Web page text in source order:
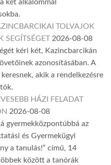
két alkalommal
TOLVAJOK
SEGÍTSÉGET 2026-08-08
kéri két, Kazincbarcikán
azonosításában. A
akik a rendelkezésre
HÁZI FELADAT
2026-08-08
gyermekközpontúbbá az
és Gyermekügyi
a tanulás!” című, 14
között a tanórák